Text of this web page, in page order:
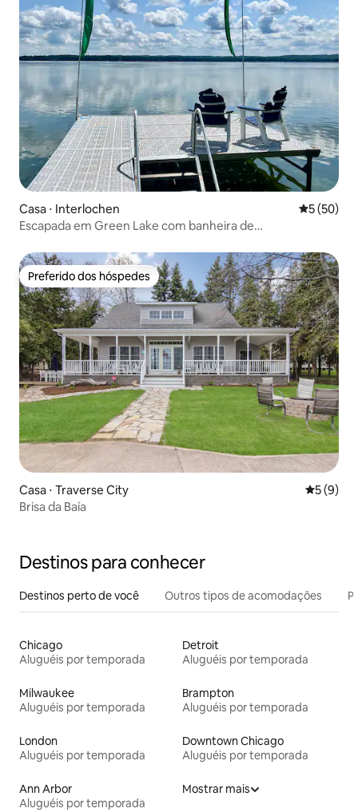
Casa ⋅ Interlochen 5 de uma
5 (50)
Escapada em Green Lake com banheira de
Preferido dos hóspedes
Preferido dos hóspedes
Casa ⋅ Traverse City 5 de
5 (9)
Brisa da Baía
Destinos para conhecer
Destinos perto de você Outros tipos de acomodações
Chicago
Aluguéis por temporada
Detroit
Aluguéis por temporada
Milwaukee
Aluguéis por temporada
Brampton
Aluguéis por temporada
London
Aluguéis por temporada
Downtown Chicago
Aluguéis por temporada
Ann Arbor
Aluguéis por temporada
Mostrar mais